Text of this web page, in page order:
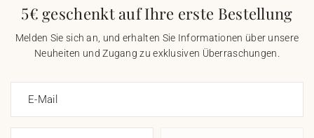
5€ geschenkt auf Ihre erste Bestellung
Melden Sie sich an, und erhalten Sie Informationen über unsere
Neuheiten und Zugang zu exklusiven Überraschungen.
E-Mail